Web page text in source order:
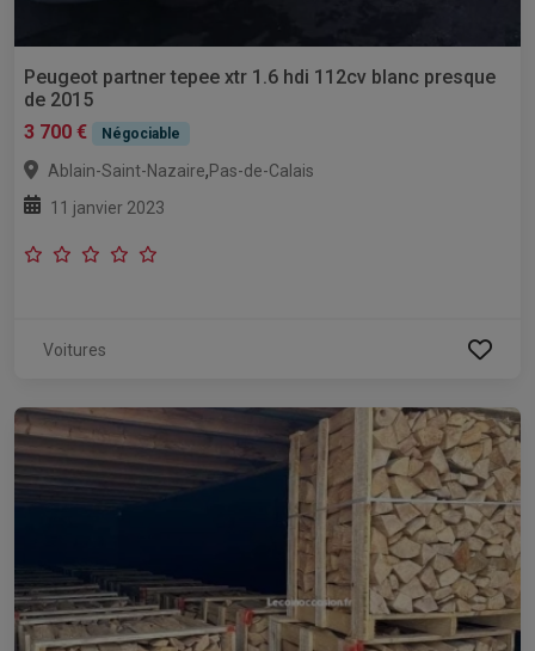
Peugeot partner tepee xtr 1.6 hdi 112cv blanc presque
de 2015
3 700 €
Négociable
Ablain-Saint-Nazaire,Pas-de-Calais
11 janvier 2023
Voitures